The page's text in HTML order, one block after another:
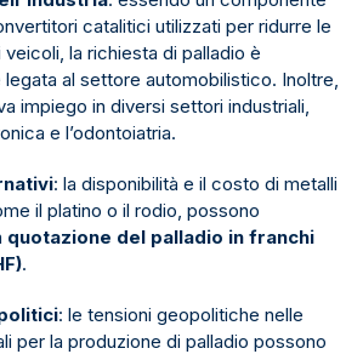
catalitici utilizzati per ridurre le
la richiesta di palladio è
al settore automobilistico. Inoltre,
impiego in diversi settori industriali,
e l’odontoiatria.
: la disponibilità e il costo di metalli
il platino o il rodio, possono
quotazione del palladio in franchi
.
: le tensioni geopolitiche nelle
per la produzione di palladio possono